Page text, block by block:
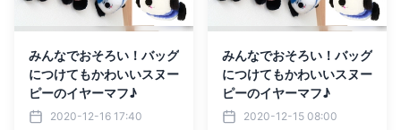
みんなでおそろい！バッグ
につけてもかわいいスヌー
ピーのイヤーマフ♪
2020-12-16 17:40
みんなでおそろい！バッグ
につけてもかわいいスヌー
ピーのイヤーマフ♪
2020-12-15 08:00